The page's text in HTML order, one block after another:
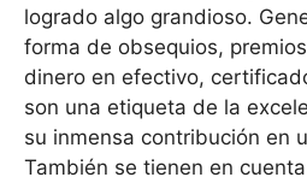
logrado algo grandioso.
forma de obsequios,
dinero en efectivo,
son una etiqueta de la
su inmensa contribución en
También se tienen en